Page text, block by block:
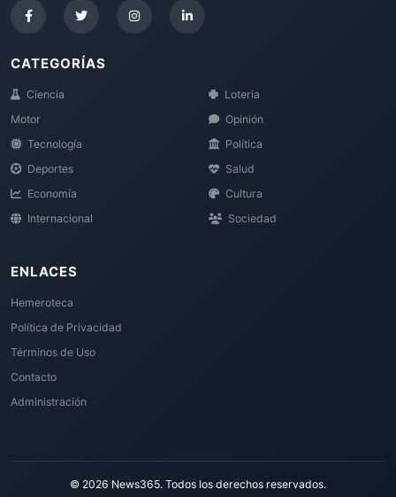
CATEGORÍAS
Ciencia
Motor
Tecnología
Deportes
Economía
Internacional
Loteria
Opinión
Política
Salud
Cultura
Sociedad
ENLACES
Hemeroteca
Política de Privacidad
Términos de Uso
Contacto
Administración
© 2026 News365. Todos los derechos reservados.